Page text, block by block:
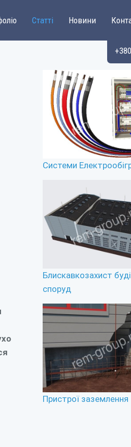
Статті Новини
Системи
Блискавкозахист
споруд
Пристрої заземлення